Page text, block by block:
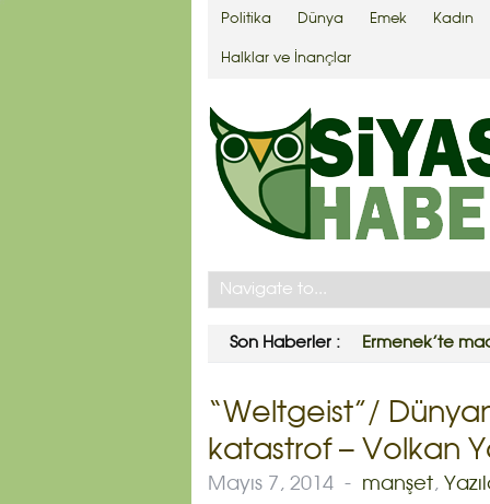
Politika Dünya Emek Kadın
Halklar ve İnançlar
Son Haberler : Ermenek’te
“Weltgeist”/
katastrof – Volkan
Mayıs 7, 2014 - manşet,